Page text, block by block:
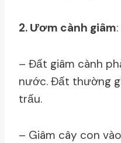
2. Ươm cành giâm:
– Đất giâm cành
nước. Đất thường
trấu.
– Giâm cây con